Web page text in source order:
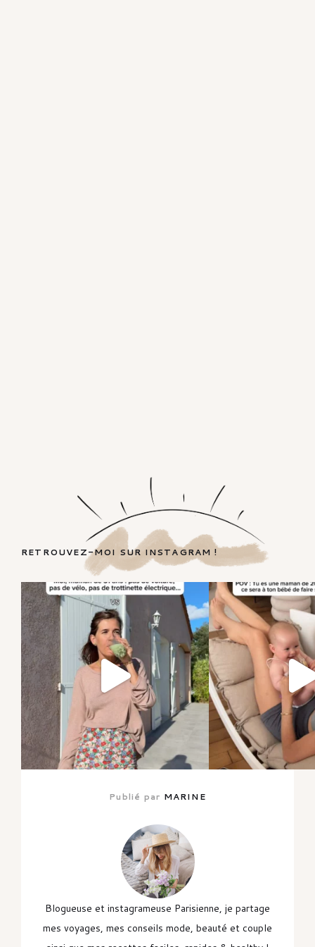
RETROUVEZ-MOI SUR INSTAGRAM !
Publié par MARINE
Blogueuse et instagrameuse Parisienne, je partage
mes voyages, mes conseils mode, beauté et couple